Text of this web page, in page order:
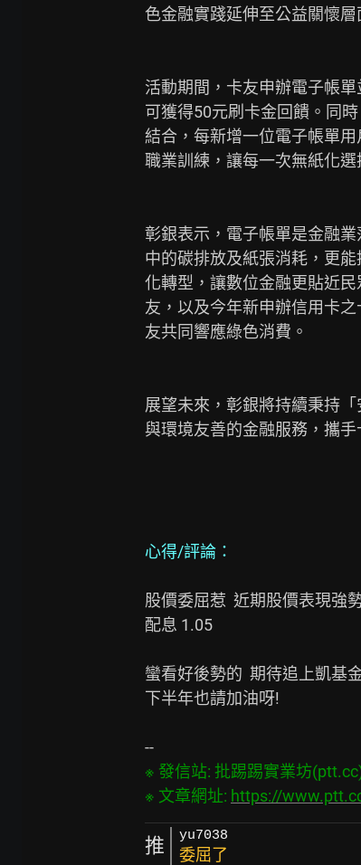
色金融實踐延伸至公益關懷
活動期間，卡友申辦電子帳
可獲得50元刷卡金回饋。同
結合，每新增一位電子帳單
職業訓練，讓每一次無紙化
彰銀表示，電子帳單是金融
中的碳排放及紙張消耗，更
化轉型，讓數位金融更貼近
友，以及今年新申辦信用卡
友共同響應綠色消費。
展望未來，彰銀將持續秉持
與環境友善的金融服務，攜
心得/評論：
股價委屈惹  近期股價表現強
配息 1.05
蠻看好後勢的  期待追上凱基
下半年也請加油呀!
※ 發信站: 批踢踢實業坊
※ 文章網址: https://
推 yu7038
委屈了